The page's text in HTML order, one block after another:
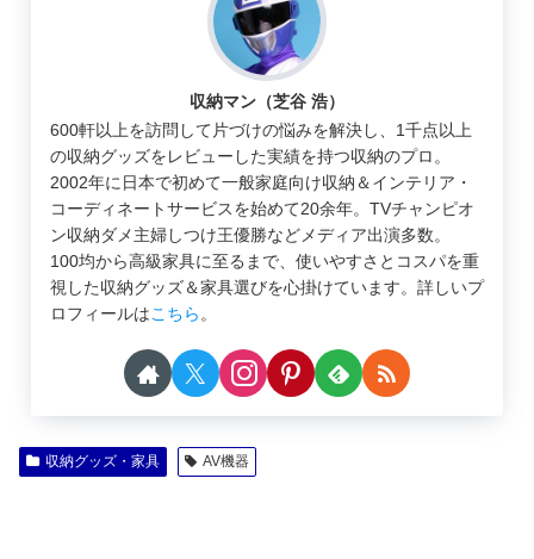
収納マン（芝谷 浩）
600軒以上を訪問して片づけの悩みを解決し、1千点以上
の収納グッズをレビューした実績を持つ収納のプロ。
2002年に日本で初めて一般家庭向け収納＆インテリア・
コーディネートサービスを始めて20余年。TVチャンピオ
ン収納ダメ主婦しつけ王優勝などメディア出演多数。
100均から高級家具に至るまで、使いやすさとコスパを重
視した収納グッズ＆家具選びを心掛けています。詳しいプ
ロフィールはこちら 。
収納グッズ・家具 AV機器